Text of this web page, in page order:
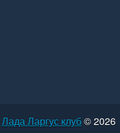
Лада Ларгус клуб© 2026